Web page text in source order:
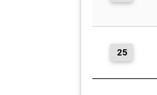
25